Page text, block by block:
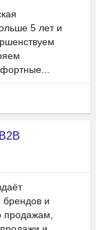
5 лет и
и
продажам,